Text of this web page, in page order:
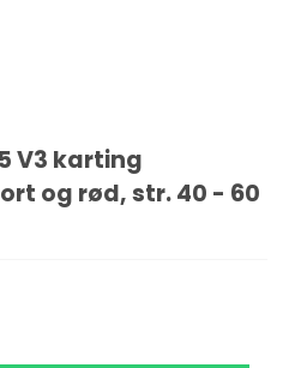
V3 karting
og rød, str. 40 - 60